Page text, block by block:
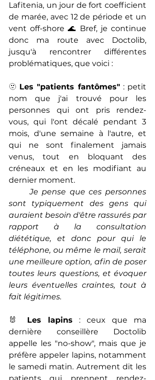
Lafitenia, un jour de fort coefficient
de marée, avec 12 de période et un
vent off-shore 🌊 Bref, je continue
donc ma route avec Doctolib,
jusqu'à rencontrer différentes
problématiques, que voici :
🫥 Les "patients fantômes" : petit
nom que j'ai trouvé pour les
personnes qui ont pris rendez-
vous, qui l'ont décalé pendant 3
mois, d'une semaine à l'autre, et
qui ne sont finalement jamais
venus, tout en bloquant des
créneaux et en les modifiant au
dernier moment.
Je pense que ces personnes
sont typiquement des gens qui
auraient besoin d'être rassurés par
rapport à la consultation
diététique, et donc pour qui le
téléphone, ou même le mail, serait
une meilleure option, afin de poser
toutes leurs questions, et évoquer
leurs éventuelles craintes, tout à
fait légitimes.
🐰 Les lapins : ceux que ma
dernière conseillère Doctolib
appelle les "no-show", mais que je
préfère appeler lapins, notamment
le samedi matin. Autrement dit les